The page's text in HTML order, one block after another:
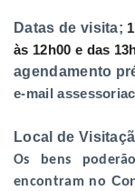
Datas de visita;
às 12h00 e das
agendamento
e-mail
Local de
Os bens
encontram no